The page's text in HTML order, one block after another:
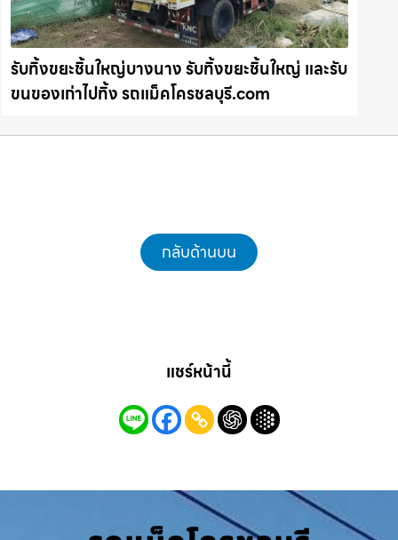
รับทิ้งขยะชิ้นใหญ่บางนาง รับทิ้งขยะชิ้นใหญ่ และรับ
ขนของเก่าไปทิ้ง รถแม็คโครชลบุรี.com
กลับด้านบน
แชร์หน้านี้